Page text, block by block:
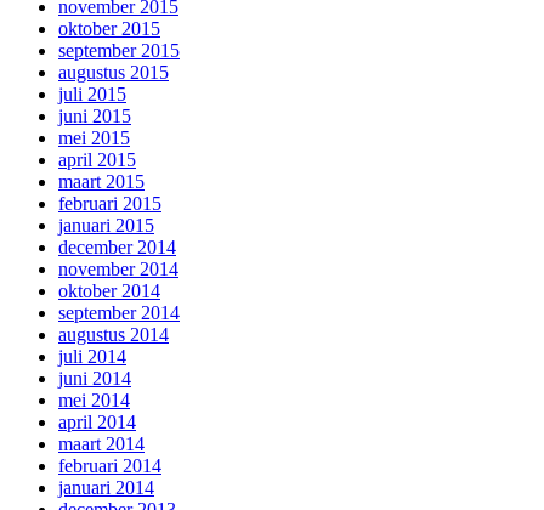
november 2015
oktober 2015
september 2015
augustus 2015
juli 2015
juni 2015
mei 2015
april 2015
maart 2015
februari 2015
januari 2015
december 2014
november 2014
oktober 2014
september 2014
augustus 2014
juli 2014
juni 2014
mei 2014
april 2014
maart 2014
februari 2014
januari 2014